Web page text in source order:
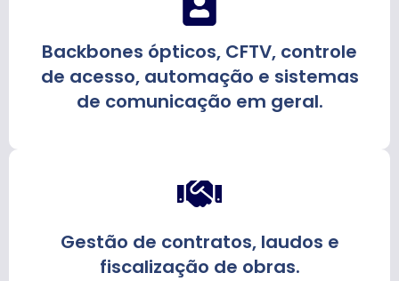
Backbones ópticos, CFTV, controle
de acesso, automação e sistemas
de comunicação em geral.
Gestão de contratos, laudos e
fiscalização de obras.